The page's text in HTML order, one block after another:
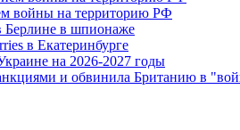
войны на территорию РФ
Берлине в шпионаже
в Екатеринбурге
на 2026-2027 годы
и обвинила Британию в